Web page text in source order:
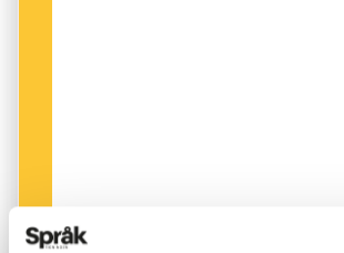
toppas med smaskigheter. Det
av okonomiyaki men den